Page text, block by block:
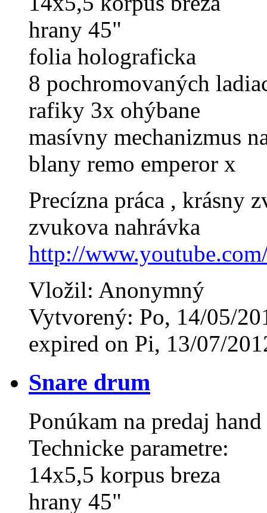
hrany 45"
folia holograficka
8 pochromovaných
rafiky 3x ohýbane
masívny mechanizmus
blany remo emperor x
Precízna práca , krásny
zvukova nahrávka
http://
Vložil: Anonymný
Vytvorený: Po, 14/05/
expired on Pi, 13/07/
Snare drum
Ponúkam na predaj hand
Technicke parametre:
14x5,5 korpus breza
hrany 45"